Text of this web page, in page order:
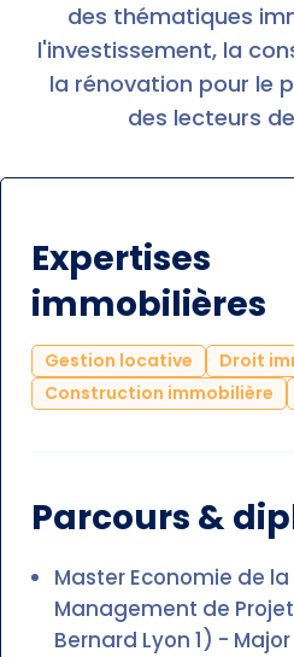
des thématiques
l'investissement, la
la rénovation pour le
des lecteurs
Expertises
immobilières
Gestion locative
Droit
Construction immobilière
Parcours &
Master Economie de
Management de
Bernard Lyon 1) -